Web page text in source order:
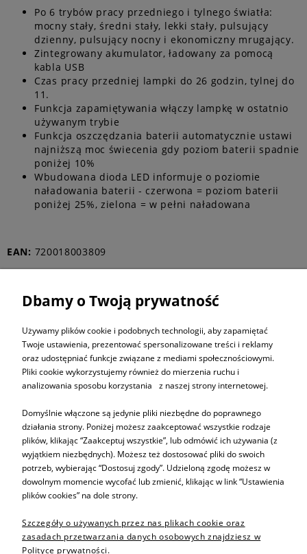
Po 6 trybów pracy przedniego i tylnego światła:
mocny stały, średni stały, lekki stały, pulsujący
dzienny, pulsujący nocny i ekonomiczny mrugający.
Zintegrowany akumulator, ładowany za pomocą
kabla USB
Czas pracy przedniej lampki do 26 godzin, tylnej do
11.
Funkcja zapamiętywania włączy lampkę w ostatnio
używanym trybie
Funkcja oszczędzania baterii automatycznie ustawi
najniższą moc świecenia gdy poziom baterii spadnie
poniżej 10%
Wbudowana dioda LED informuje o poziomie
naładowania baterii - czerwona = poziom baterii
poniżej 25%, zielona = w pełni naładowana
EAN: 720018003809
ZAPISZ SIĘ DO
NEWSLETTERA
Informacje
Sprzedaż produktów
Dbamy o Twoją prywatność
Używamy plików cookie i podobnych technologii, aby zapamiętać
Twoje ustawienia, prezentować spersonalizowane treści i reklamy
oraz udostępniać funkcje związane z mediami społecznościowymi.
Pliki cookie wykorzystujemy również do mierzenia ruchu i
analizowania sposobu korzystania z naszej strony internetowej.
Domyślnie włączone są jedynie pliki niezbędne do poprawnego
działania strony. Poniżej możesz zaakceptować wszystkie rodzaje
plików, klikając “Zaakceptuj wszystkie”, lub odmówić ich używania (z
wyjątkiem niezbędnych). Możesz też dostosować pliki do swoich
potrzeb, wybierając “Dostosuj zgody”. Udzieloną zgodę możesz w
dowolnym momencie wycofać lub zmienić, klikając w link “Ustawienia
plików cookies” na dole strony.
Szczegóły o używanych przez nas plikach cookie oraz
zasadach przetwarzania danych osobowych znajdziesz w
Polityce prywatności.